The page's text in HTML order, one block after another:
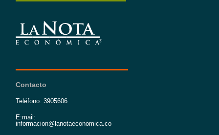
Contacto
Teléfono: 3905606
E:mail:
informacion@lanotaeconomica.co